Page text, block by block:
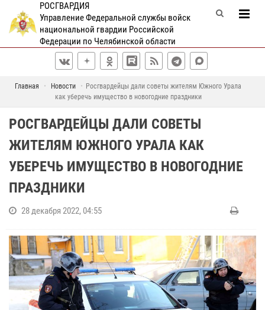
РОСГВАРДИЯ
Управление Федеральной службы войск
национальной гвардии Российской
Федерации по Челябинской области
Главная Новости
Росгвардейцы дали советы жителям Южного Урала
как уберечь имущество в новогодние праздники
РОСГВАРДЕЙЦЫ ДАЛИ СОВЕТЫ
ЖИТЕЛЯМ ЮЖНОГО УРАЛА КАК
УБЕРЕЧЬ ИМУЩЕСТВО В НОВОГОДНИЕ
ПРАЗДНИКИ
28 декабря 2022, 04:55